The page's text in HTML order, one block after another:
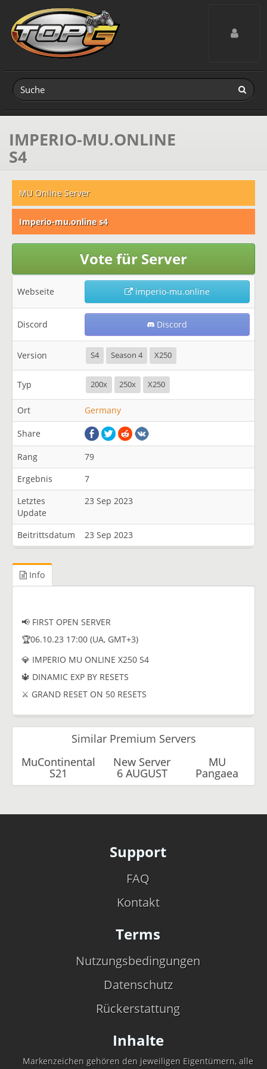
Toggle
IMPERIO-MU.ONLINE
S4
MU Online Server
Imperio-mu.online s4
Vote für Server
Webseite imperio-mu.online
Discord Discord
Version S4 Season 4 X250
Typ 200x 250x X250
Ort Germany
Share
Rang
79
Ergebnis
7
Letztes
Update
23 Sep 2023
Beitrittsdatum 23 Sep 2023
Info
📢 FIRST OPEN SERVER
🏆06.10.23 17:00 (UA, GMT+3)
💎 IMPERIO MU ONLINE X250 S4
🔱 DINAMIC EXP BY RESETS
⚔️ GRAND RESET ON 50 RESETS
Similar Premium Servers
MuContinental
S21
New Server
6 AUGUST
MU
Pangaea
Support
FAQ
Kontakt
Terms
Nutzungsbedingungen
Datenschutz
Rückerstattung
Inhalte
Markenzeichen gehören den jeweiligen Eigentümern, alle